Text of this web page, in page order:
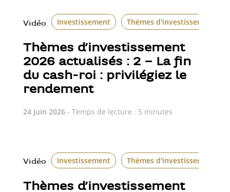
Vidéo Investissement Thèmes d'investissement
Thèmes d’investissement
2026 actualisés : 2 – La fin
du cash-roi : privilégiez le
rendement
24 juin 2026- Temps de lecture : 5 minutes
Vidéo Investissement Thèmes d'investissement
Thèmes d’investissement